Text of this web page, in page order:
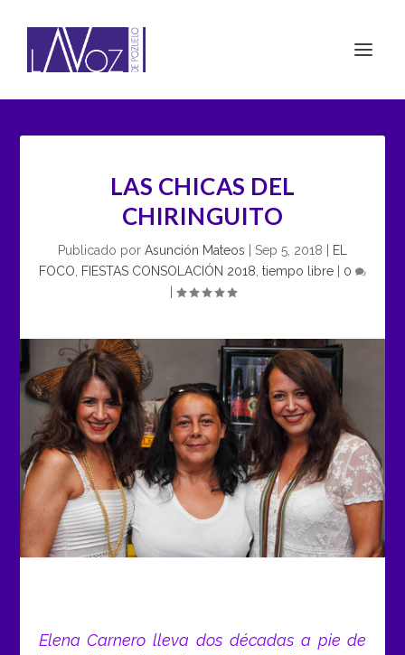
LAS CHICAS DEL
CHIRINGUITO
Publicado por Asunción Mateos Sep 5, 2018
EL
FOCO
FIESTAS CONSOLACIÓN 2018 tiempo libre
0
Elena Carnero lleva dos décadas a pie de